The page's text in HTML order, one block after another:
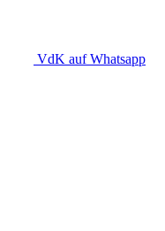
VdK auf Whatsapp